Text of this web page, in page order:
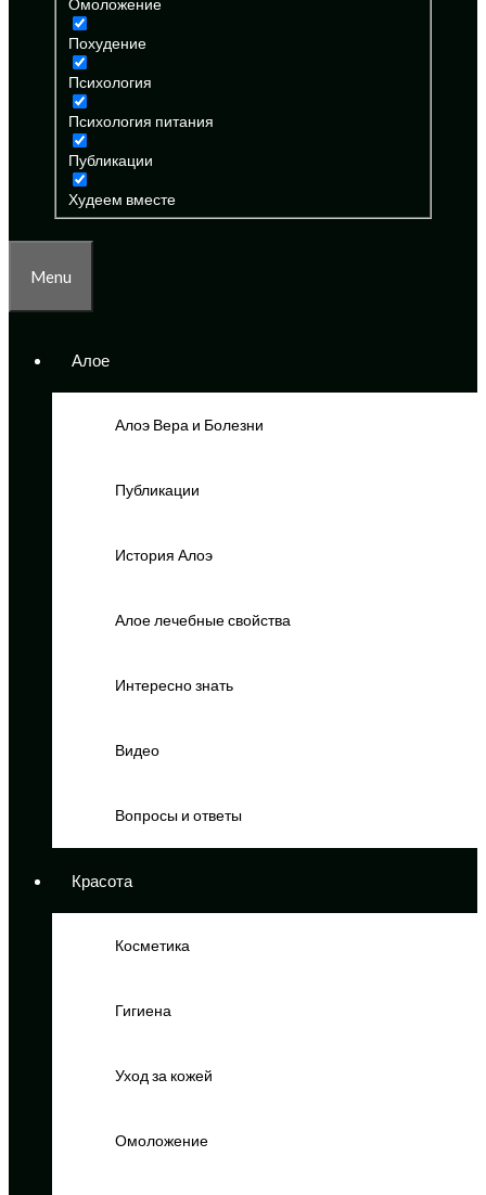
Похудение
Психология
Психология питания
Публикации
Худеем вместе
Menu
Алое
Алоэ Вера и Болезни
Публикации
История Алоэ
Алое лечебные свойства
Интересно знать
Видео
Вопросы и ответы
Красота
Косметика
Гигиена
Уход за кожей
Омоложение